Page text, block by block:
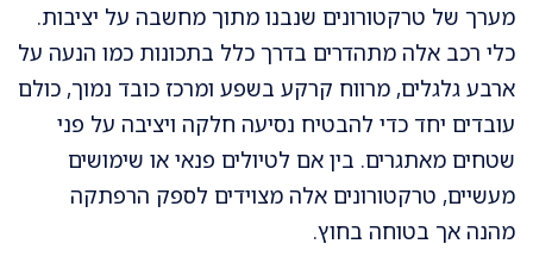
מערך של טרקטורונים שנבנו מתוך מחשבה על יציבות.
כלי רכב אלה מתהדרים בדרך כלל בתכונות כמו הנעה על
ארבע גלגלים, מרווח קרקע בשפע ומרכז כובד נמוך, כולם
עובדים יחד כדי להבטיח נסיעה חלקה ויציבה על פני
שטחים מאתגרים. בין אם לטיולים פנאי או שימושים
מעשיים, טרקטורונים אלה מצוידים לספק הרפתקה
מהנה אך בטוחה בחוץ.